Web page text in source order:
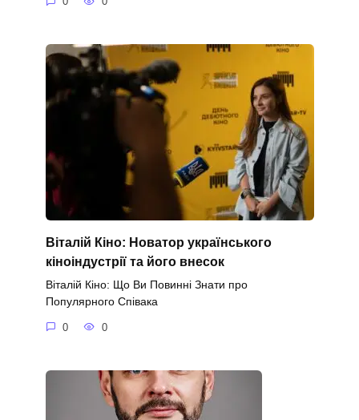
Віталій Кіно: Новатор українського
кіноіндустрії та його внесок
Віталій Кіно: Що Ви Повинні Знати про
Популярного Співака
0 0